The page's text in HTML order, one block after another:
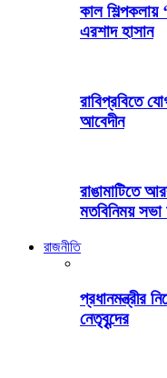
কাল শিল্পকলায়
এরশাদ হাসান
রাবিপ্রবিতে
আবেদীন
রাঙামাটিতে
মতবিনিময় সভা
রাজনীতি
প্রধানমন্ত্রীর
নেতৃবৃন্দের